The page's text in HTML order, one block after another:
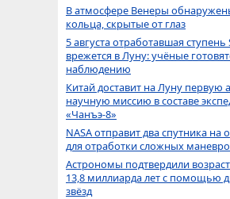
В атмосфере Венеры
кольца, скрытые от глаз
5 августа отработавшая ступень
врежется в Луну: учёные
наблюдению
Китай доставит на Луну первую
научную миссию в составе
«Чанъэ-8»
NASA отправит два спутника на
для отработки сложных
Астрономы подтвердили
13,8 миллиарда лет с помощью
звёзд